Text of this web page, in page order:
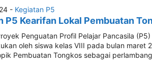
- Kegiatan P5
P5 Kearifan Lokal Pembuatan
Penguatan Profil Pelajar Pancasila
oleh siswa kelas VIII pada bulan maret
Pembuatan Tongkos sebagai